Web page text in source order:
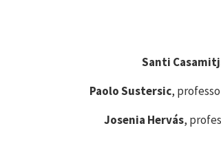
Santi
Paolo Sustersic,
Josenia Hervás,